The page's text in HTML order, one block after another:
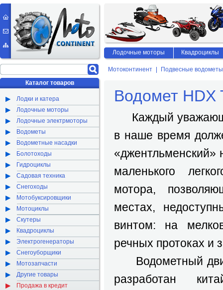
Мотоконтинент Подвесные водометы
Водомет HDX
Каждый
в наше время
маленького
мотора,
местах,
винтом: на
речных протоках и
Водометный
разработан
Каталог товаров
Лодки и катера
Лодочные моторы
Лодочные электрмоторы
Водометы
Водометные насадки
Болотоходы
Гидроциклы
Садовая техника
Снегоходы
Мотобуксировщики
Мотоциклы
Скутеры
Квадроциклы
Электрогенераторы
Снегоуборщики
Мотозапчасти
Другие товары
Продажа в кредит
Лодочные моторы Квадроциклы